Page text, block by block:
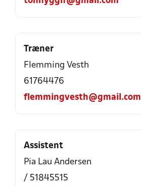
Træner
Flemming Vesth
61764476
flemmingvesth@gmail.com
Assistent
Pia Lau Andersen
/ 51845515